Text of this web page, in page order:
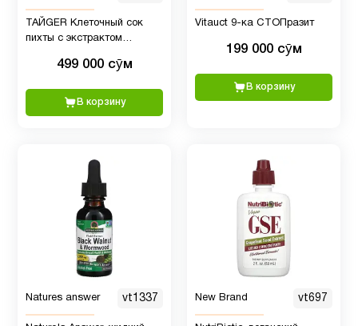
Чёрный
2
8
ТАЙGER Клеточный сок
пихты с экстрактом
499 000 сӯм
В корзину
Vitauct 9-ка СТОПразит
199 000 сӯм
В корзину
Natures answer vt1337 New Brand vt697